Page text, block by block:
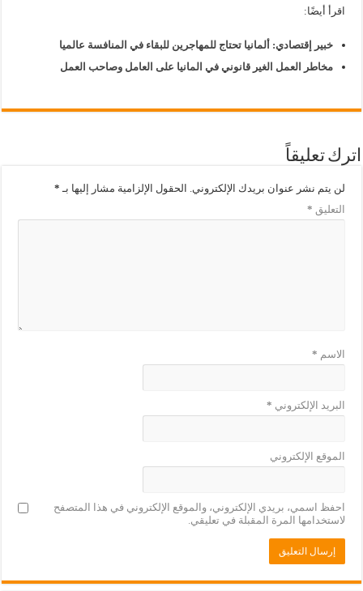
اقرأ أيضًا:
خبير إقتصادي: ألمانيا تحتاج للمهاجرين للبقاء في المنافسة عالميا
مخاطر العمل الغير قانوني في المانيا على العامل وصاحب العمل
اترك تعليقاً
لن يتم نشر عنوان بريدك الإلكتروني. الحقول الإلزامية مشار إليها بـ *
التعليق *
الاسم *
البريد الإلكتروني *
الموقع الإلكتروني
احفظ اسمي، بريدي الإلكتروني، والموقع الإلكتروني في هذا المتصفح
لاستخدامها المرة المقبلة في تعليقي.